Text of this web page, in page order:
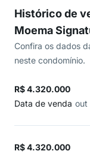
Histórico de
Moema
Confira os dados
neste condomínio.
R$ 4.320.000
Data de venda out
R$ 4.320.000